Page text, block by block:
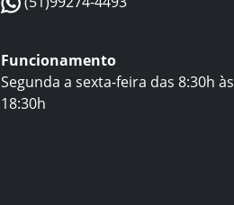
Funcionamento
Segunda a sexta-feira das 8:30h às
18:30h